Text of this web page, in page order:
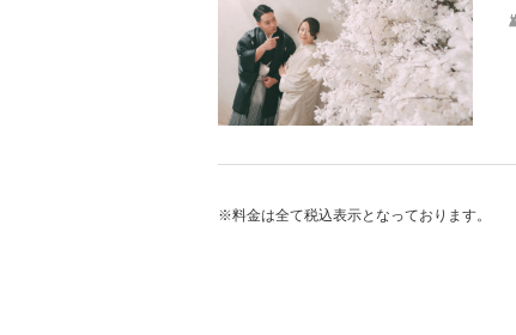
※料金は全て税込表示となっております。